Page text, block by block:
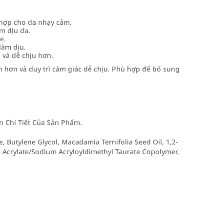
cho da nhạy cảm.
dịu da.
dịu.
dễ chịu hơn.
và duy trì cảm giác dễ chịu. Phù hợp để bổ sung
Tiết Của Sản Phẩm.
Butylene Glycol, Macadamia Ternifolia Seed Oil, 1,2-
Sodium Acryloyldimethyl Taurate Copolymer,